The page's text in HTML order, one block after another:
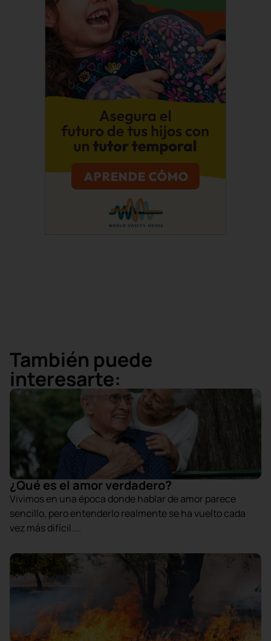
También puede
interesarte:
¿Qué es el amor verdadero?
Vivimos en una época donde hablar de amor parece
sencillo, pero entenderlo realmente se ha vuelto cada
vez más difícil....